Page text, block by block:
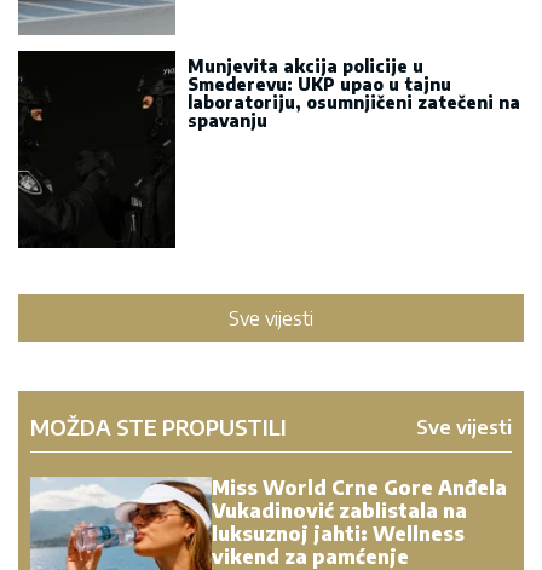
Munjevita akcija policije u
Smederevu: UKP upao u tajnu
laboratoriju, osumnjičeni zatečeni na
spavanju
Sve vijesti
MOŽDA STE PROPUSTILI Sve vijesti
Miss World Crne Gore Anđela
Vukadinović zablistala na
luksuznoj jahti: Wellness
vikend za pamćenje